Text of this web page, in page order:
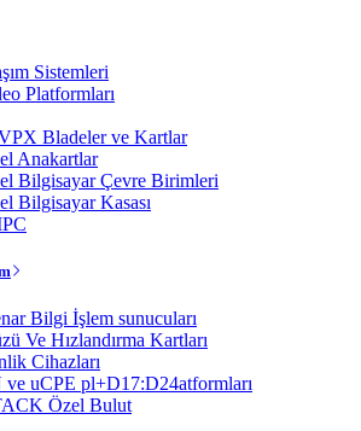
Sistemleri
Platformları
Bladeler ve Kartlar
Anakartlar
Bilgisayar Çevre Birimleri
Bilgisayar Kasası
Bilgi İşlem sunucuları
Ve Hızlandırma Kartları
Cihazları
uCPE pl+D17:D24atformları
Özel Bulut